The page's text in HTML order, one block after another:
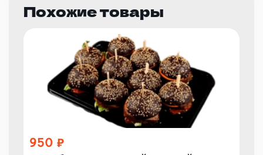
Похожие товары
950